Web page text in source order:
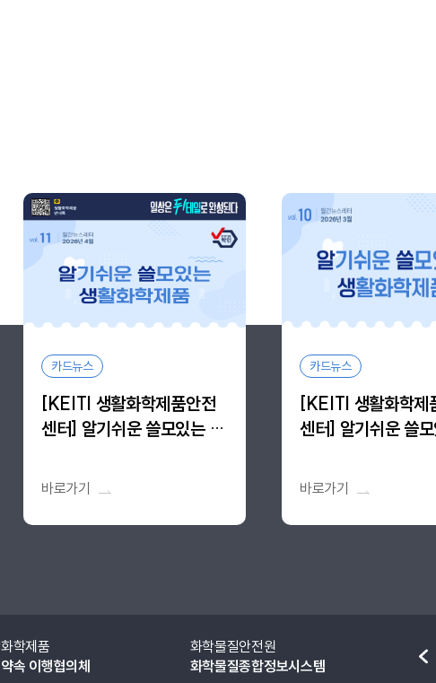
카드뉴스
[KEITI 생활화학제품안전
센터] 알기쉬운 쓸모있는 생
바로가기
카드뉴스
[KEITI 생활화학제
센터] 알기쉬운 쓸
바로가기
화학물질종합정보시스템
국가위험물통합정보